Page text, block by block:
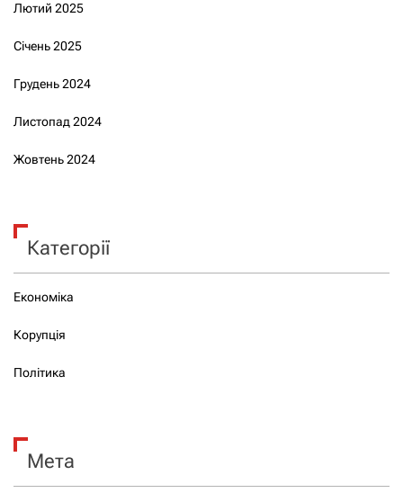
Лютий 2025
Січень 2025
Грудень 2024
Листопад 2024
Жовтень 2024
Категорії
Економіка
Корупція
Політика
Мета